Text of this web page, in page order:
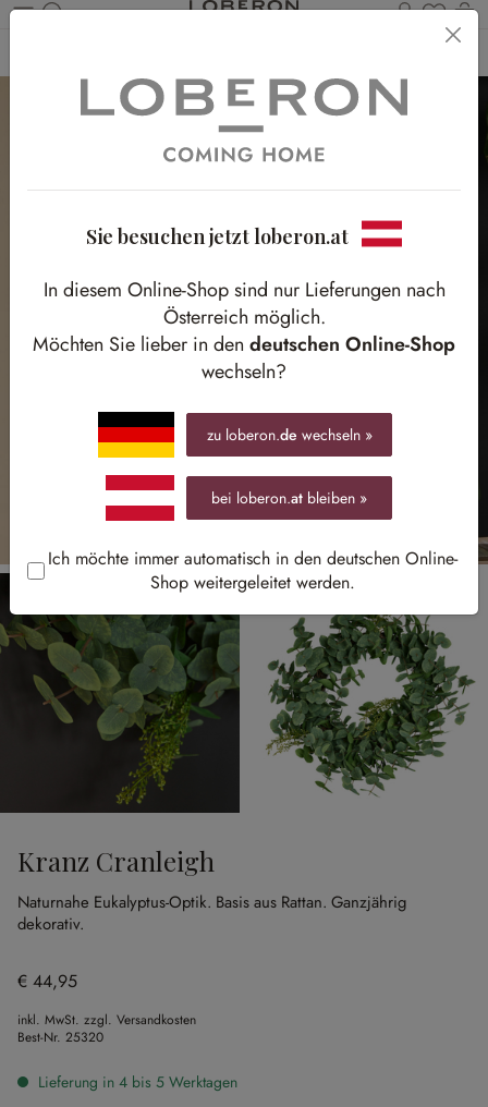
Du
Kranz Cranleigh
Naturnahe Eukalyptus-Optik. Basis aus Rattan. Ganzjährig
dekorativ.
€ 44,95
inkl. MwSt. zzgl. Versandkosten
Best-Nr. 25320
Lieferung in 4 bis 5 Werktagen
Sie besuchen jetzt loberon.at
In diesem Online-Shop sind nur Lieferungen nach
Österreich möglich.
Möchten Sie lieber in den deutschen Online-Shop
wechseln?
zu loberon.de wechseln »
bei loberon.at bleiben »
Ich möchte immer automatisch in den deutschen Online-
Shop weitergeleitet werden.